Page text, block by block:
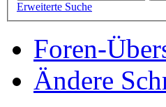
Erweiterte Suche
Foren-
Ändere